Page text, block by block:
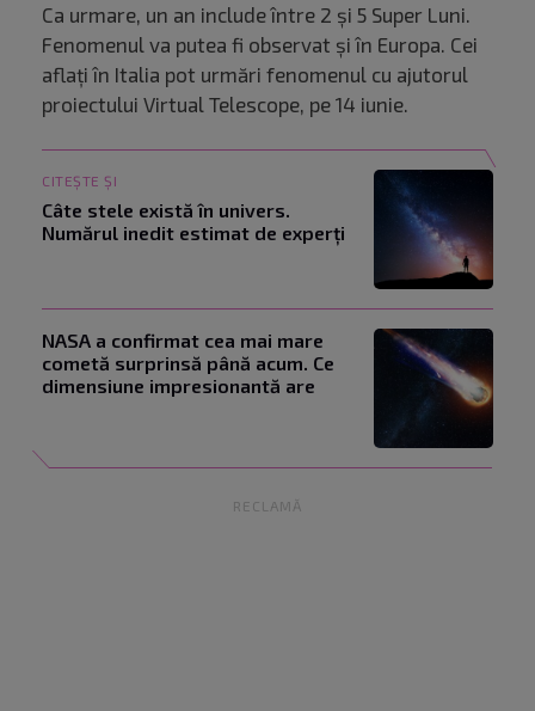
Ca urmare, un an include între 2 și 5 Super Luni.
Fenomenul va putea fi observat și în Europa. Cei
aflați în Italia pot urmări fenomenul cu ajutorul
proiectului Virtual Telescope, pe 14 iunie.
CITEȘTE ȘI
Câte stele există în univers.
Numărul inedit estimat de experți
NASA a confirmat cea mai mare
cometă surprinsă până acum. Ce
dimensiune impresionantă are
RECLAMĂ